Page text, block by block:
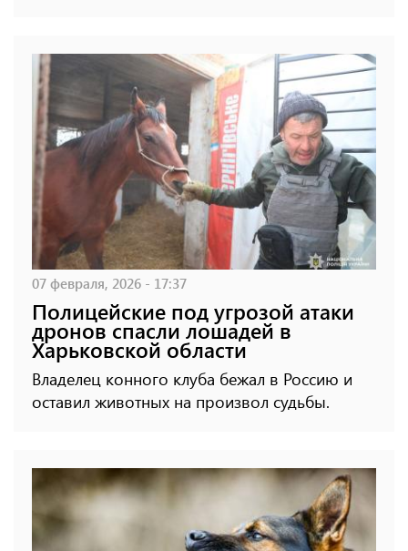
07 февраля, 2026 - 17:37
Полицейские под угрозой атаки
дронов спасли лошадей в
Харьковской области
Владелец конного клуба бежал в Россию и
оставил животных на произвол судьбы.